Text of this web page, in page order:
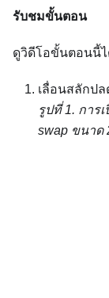
รับชมขั้นตอน
ดูวิดีโอขั้นตอนนี้
เลื่อนสลักปล
รูปที่ 1. การ
swap ขนาด